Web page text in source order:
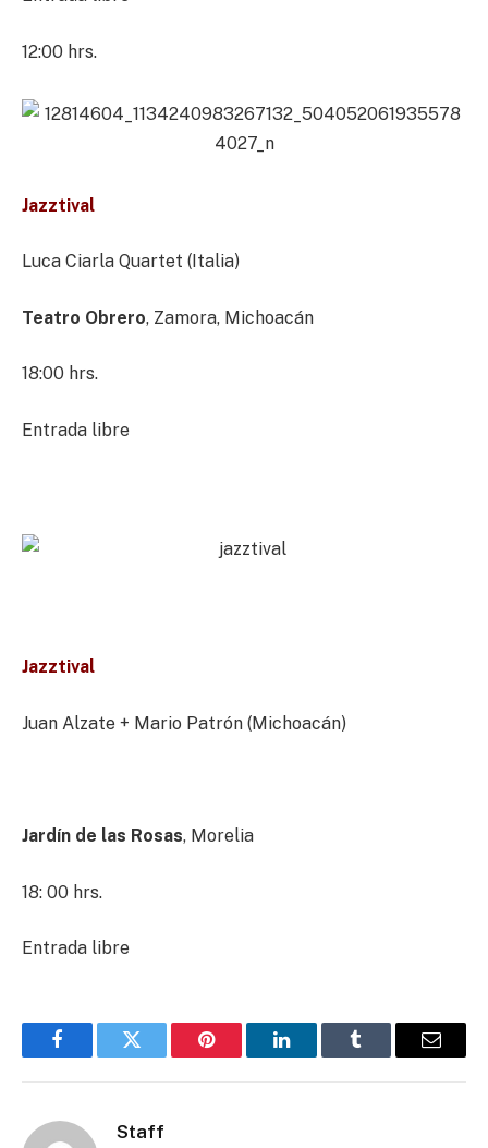
12:00 hrs.
Jazztival
Luca Ciarla Quartet (Italia)
Teatro Obrero, Zamora, Michoacán
18:00 hrs.
Entrada libre
Jazztival
Juan Alzate + Mario Patrón (Michoacán)
Jardín de las Rosas, Morelia
18: 00 hrs.
Entrada libre
FacebookTwitter Pinterest LinkedInTumblr Email
Staff